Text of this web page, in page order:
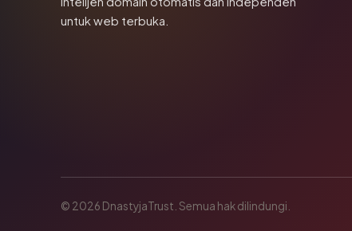
untuk web terbuka.
© 2026 DnastyjaTrust. Semua hak dilindungi.